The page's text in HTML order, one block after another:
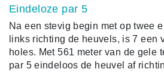
Eindeloze par 5
Na een stevig begin met op twee
links richting de heuvels, is 7 een
holes. Met 561 meter van de gele
par 5 eindeloos de heuvel af